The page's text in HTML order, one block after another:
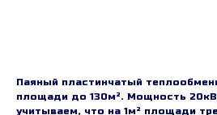
Паяный пластинчатый
площади до 130м². Мощность
учитываем, что на 1м² площади